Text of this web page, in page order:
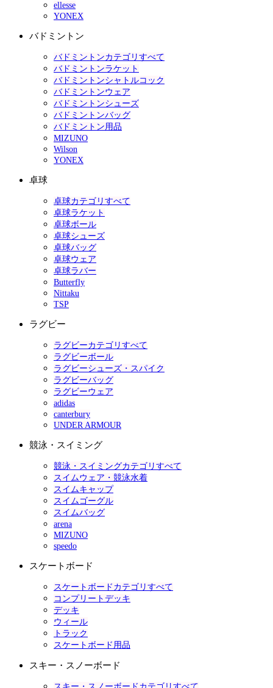
ellesse
YONEX
バドミントン
バドミントンカテゴリすべて
バドミントンラケット
バドミントンシャトルコック
バドミントンウェア
バドミントンシューズ
バドミントンバッグ
バドミントン用品
MIZUNO
Wilson
YONEX
卓球
卓球カテゴリすべて
卓球ラケット
卓球ボール
卓球シューズ
卓球バッグ
卓球ウェア
卓球ラバー
Butterfly
Nittaku
TSP
ラグビー
ラグビーカテゴリすべて
ラグビーボール
ラグビーシューズ・スパイク
ラグビーバッグ
ラグビーウェア
adidas
canterbury
UNDER ARMOUR
競泳・スイミング
競泳・スイミングカテゴリすべて
スイムウェア・競泳水着
スイムキャップ
スイムゴーグル
スイムバッグ
arena
MIZUNO
speedo
スケートボード
スケートボードカテゴリすべて
コンプリートデッキ
デッキ
ウィール
トラック
スケートボード用品
スキー・スノーボード